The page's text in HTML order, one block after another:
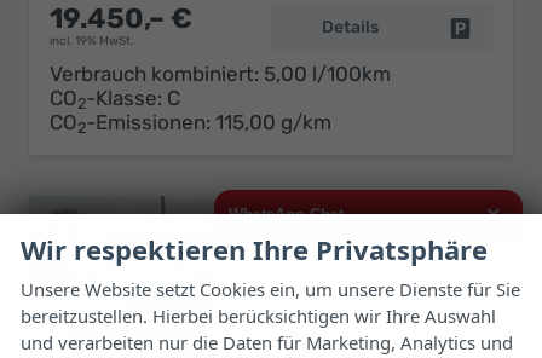
19.450,– €
incl. 19% MwSt.
Details
Verbrauch kombiniert: 5,00 l/100km
CO2-Klasse: C
CO2-Emissionen: 115,00 g/km
WhatsApp Chat ×
ich interessiere mich für das oben
genannte Fahrzeug und freue mich
Wir respektieren Ihre Privatsphäre
Unsere Website setzt Cookies ein, um unsere Dienste für Sie
bereitzustellen. Hierbei berücksichtigen wir Ihre Auswahl
und verarbeiten nur die Daten für Marketing, Analytics und